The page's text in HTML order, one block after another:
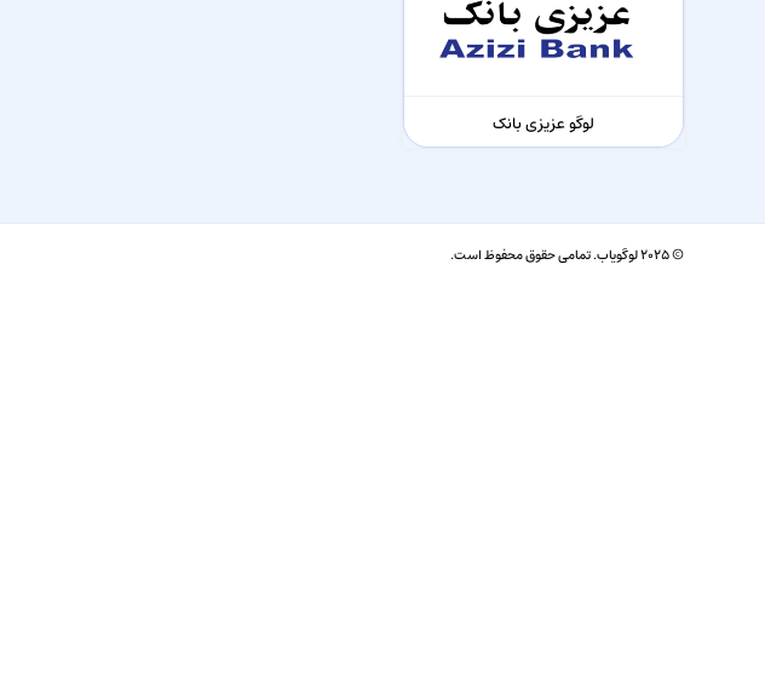
لوگو عزیزی بانک
© ۲۰۲۵ لوگویاب. تمامی حقوق محفوظ است.